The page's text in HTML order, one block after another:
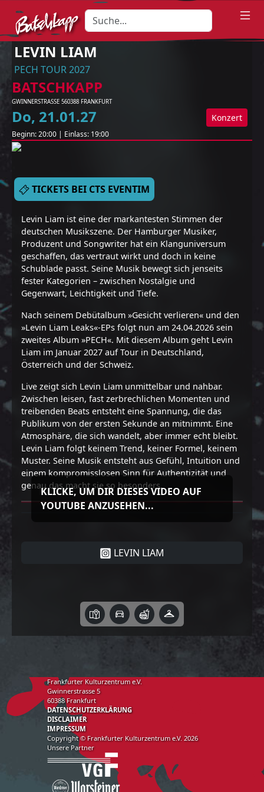
LEVIN LIAM
PECH TOUR 2027
BATSCHKAPP
GWINNERSTRASSE 560388 FRANKFURT
Do, 21.01.27 Konzert
Beginn:20:00 | Einlass: 19:00
TICKETS BEI CTS EVENTIM
Levin Liam ist eine der markantesten Stimmen der
deutschen Musikszene. Der Hamburger Musiker,
Produzent und Songwriter hat ein Klanguniversum
geschaffen, das vertraut wirkt und doch in keine
Schublade passt. Seine Musik bewegt sich jenseits
fester Kategorien – zwischen Nostalgie und
Gegenwart, Leichtigkeit und Tiefe.
Nach seinem Debütalbum »Gesicht verlieren« und den
»Levin Liam Leaks«-EPs folgt nun am 24.04.2026 sein
zweites Album »PECH«. Mit diesem Album geht Levin
Liam im Januar 2027 auf Tour in Deutschland,
Österreich und der Schweiz.
Live zeigt sich Levin Liam unmittelbar und nahbar.
Zwischen leisen, fast zerbrechlichen Momenten und
treibenden Beats entsteht eine Spannung, die das
Publikum von der ersten Sekunde an mitnimmt. Eine
Atmosphäre, die sich wandelt, aber immer echt bleibt.
Levin Liam folgt keinem Trend, keiner Formel, keinem
Muster. Seine Musik entsteht aus Gefühl, Intuition und
einem kompromisslosen Sinn für Authentizität und
genau das macht sie so besonders.
KLICKE, UM DIR DIESES VIDEO AUF
YOUTUBE ANZUSEHEN...
LEVIN LIAM
Frankfurter Kulturzentrum e.V.
Gwinnerstrasse 5
60388 Frankfurt
DATENSCHUTZERKLÄRUNG
DISCLAIMER
IMPRESSUM
Copyright © Frankfurter Kulturzentrum e.V. 2026
Unsere Partner